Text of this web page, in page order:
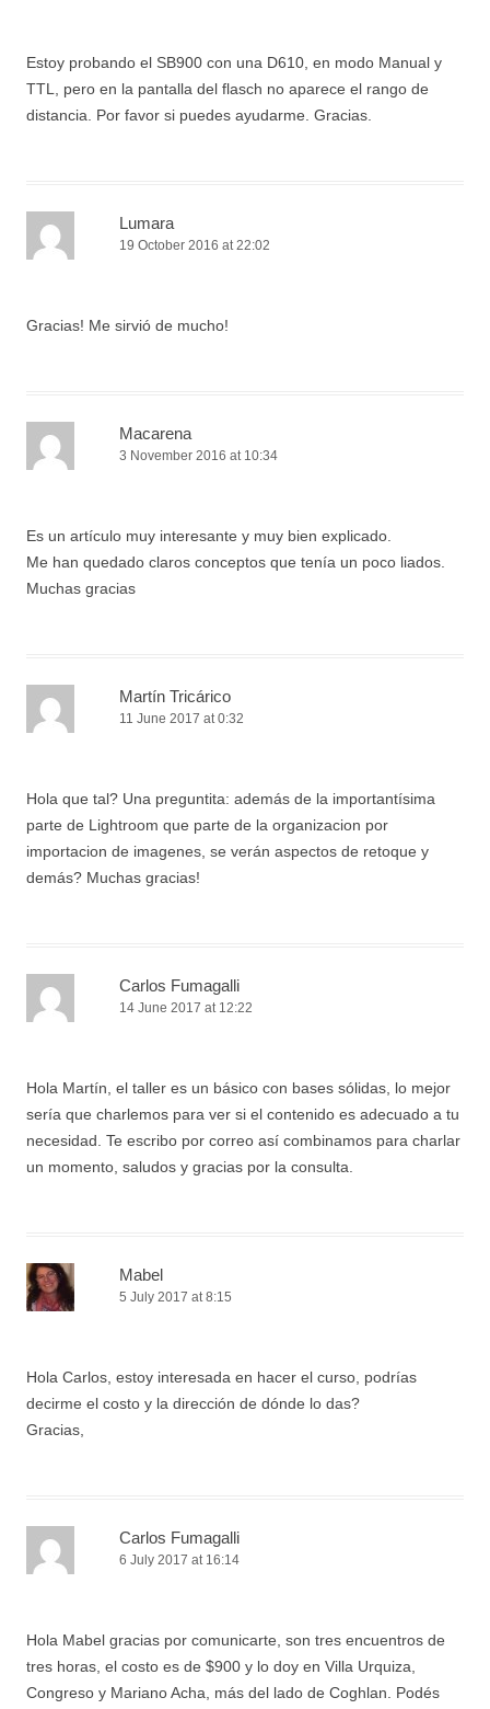
Estoy probando el SB900 con una D610, en modo Manual y
TTL, pero en la pantalla del flasch no aparece el rango de
distancia. Por favor si puedes ayudarme. Gracias.
Lumara
19 October 2016 at 22:02
Gracias! Me sirvió de mucho!
Macarena
3 November 2016 at 10:34
Es un artículo muy interesante y muy bien explicado.
Me han quedado claros conceptos que tenía un poco liados.
Muchas gracias
Martín Tricárico
11 June 2017 at 0:32
Hola que tal? Una preguntita: además de la importantísima
parte de Lightroom que parte de la organizacion por
importacion de imagenes, se verán aspectos de retoque y
demás? Muchas gracias!
Carlos Fumagalli
14 June 2017 at 12:22
Hola Martín, el taller es un básico con bases sólidas, lo mejor
sería que charlemos para ver si el contenido es adecuado a tu
necesidad. Te escribo por correo así combinamos para charlar
un momento, saludos y gracias por la consulta.
Mabel
5 July 2017 at 8:15
Hola Carlos, estoy interesada en hacer el curso, podrías
decirme el costo y la dirección de dónde lo das?
Gracias,
Carlos Fumagalli
6 July 2017 at 16:14
Hola Mabel gracias por comunicarte, son tres encuentros de
tres horas, el costo es de $900 y lo doy en Villa Urquiza,
Congreso y Mariano Acha, más del lado de Coghlan. Podés